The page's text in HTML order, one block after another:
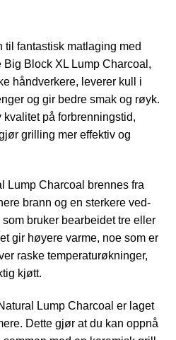
til fantastisk matlaging med
Block XL Lump Charcoal,
håndverkere, leverer kull i
og gir bedre smak og røyk.
på forbrenningstid,
grilling mer effektiv og
Lump Charcoal brennes fra
brann og en sterkere ved-
bruker bearbeidet tre eller
gir høyere varme, noe som er
raske temperaturøkninger,
kjøtt.
Lump Charcoal er laget
Dette gjør at du kan oppnå